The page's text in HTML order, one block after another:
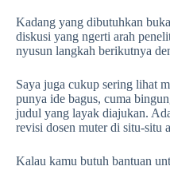
Kadang yang dibutuhkan
diskusi yang ngerti arah
nyusun langkah berikutnya
Saya juga cukup sering lihat
punya ide bagus, cuma
judul yang layak diajukan.
revisi dosen muter di situ-situ
Kalau kamu butuh bantuan